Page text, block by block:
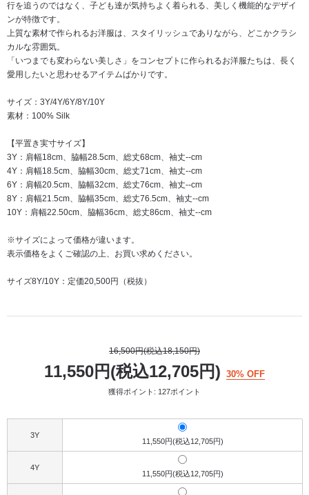
行を追うのではなく、子ども達が気持ちよく着られる、美しく機能的なデザイ
ンが特徴です。
上質な素材で作られるお洋服は、スタイリッシュでありながら、どこかクラシ
カルな雰囲気。
「いつまでも変わらない美しさ」をコンセプトに作られるお洋服たちは、長く
愛用したいと思わせるアイテムばかりです。
サイズ：3Y/4Y/6Y/8Y/10Y
素材：100% Silk
【平置き実寸サイズ】
3Y：肩幅18cm、脇幅28.5cm、総丈68cm、袖丈--cm
4Y：肩幅18.5cm、脇幅30cm、総丈71cm、袖丈--cm
6Y：肩幅20.5cm、脇幅32cm、総丈76cm、袖丈--cm
8Y：肩幅21.5cm、脇幅35cm、総丈76.5cm、袖丈--cm
10Y：肩幅22.50cm、脇幅36cm、総丈86cm、袖丈--cm
※サイズによって価格が違います。
表示価格をよくご確認の上、お買い求めください。
サイズ8Y/10Y：定価20,500円（税抜）
16,500円(税込18,150円)
11,550円(税込12,705円) 30% OFF
獲得ポイント: 127ポイント
3Y
11,550円(税込12,705円)
4Y
11,550円(税込12,705円)